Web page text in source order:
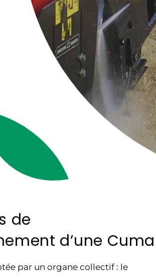
de
d’une Cuma
par un organe collectif : le